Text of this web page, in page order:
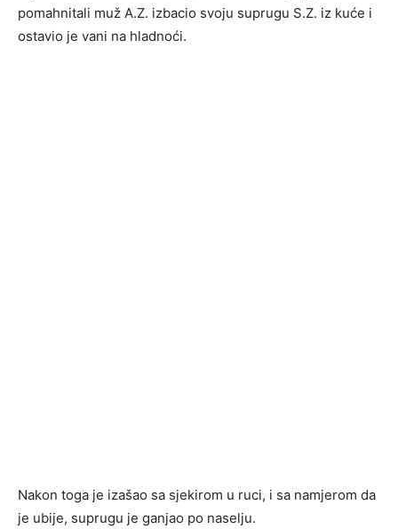
pomahnitali muž A.Z. izbacio svoju suprugu S.Z. iz kuće i
ostavio je vani na hladnoći.
Nakon toga je izašao sa sjekirom u ruci, i sa namjerom da
je ubije, suprugu je ganjao po naselju.